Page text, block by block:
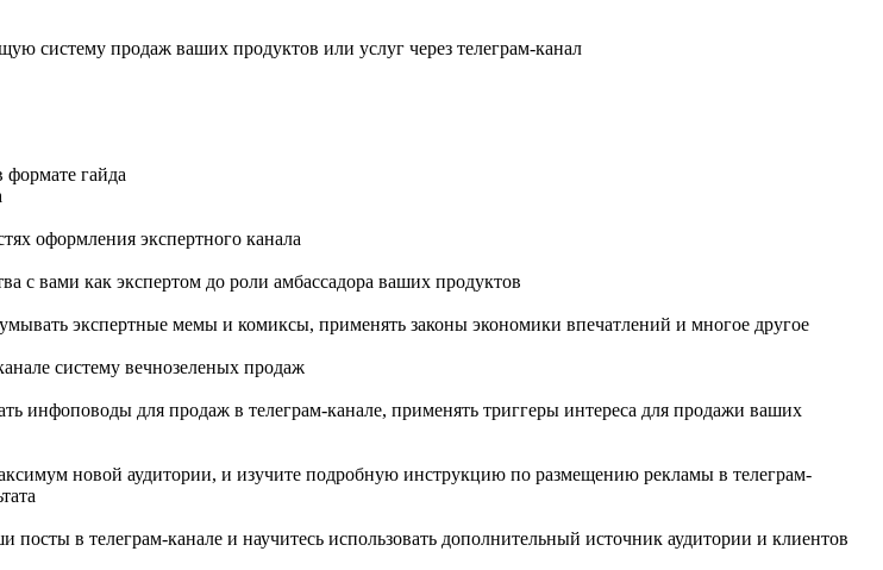
систему продаж ваших продуктов или услуг через телеграм-канал
гайда
оформления экспертного канала
с вами как экспертом до роли амбассадора ваших продуктов
экспертные мемы и комиксы, применять законы экономики впечатлений и многое другое
систему вечнозеленых продаж
инфоповоды для продаж в телеграм-канале, применять триггеры интереса для продажи ваших
новой аудитории, и изучите подробную инструкцию по размещению рекламы в телеграм-
в телеграм-канале и научитесь использовать дополнительный источник аудитории и клиентов